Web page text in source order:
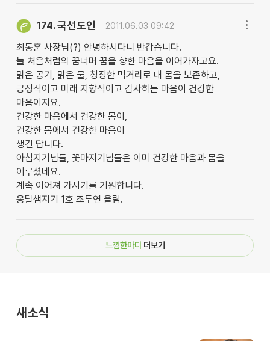
174.국선도인 2011.06.03 09:42
최동훈 사장님(?) 안녕하시다니 반갑습니다.
늘 처음처럼의 꿈너머 꿈을 향한 마음을 이어가자고요.
맑은 공기, 맑은 물, 청정한 먹거리로 내 몸을 보존하고,
긍정적이고 미래 지향적이고 감사하는 마음이 건강한
마음이지요.
건강한 마음에서 건강한 몸이,
건강한 몸에서 건강한 마음이
생긴 답니다.
아침지기님들, 꽃마지기님들은 이미 건강한 마음과 몸을
이루셨네요.
계속 이어져 가시기를 기원합니다.
옹달샘지기 1호 조두연 올림.
느낌한마디 더보기
새소식